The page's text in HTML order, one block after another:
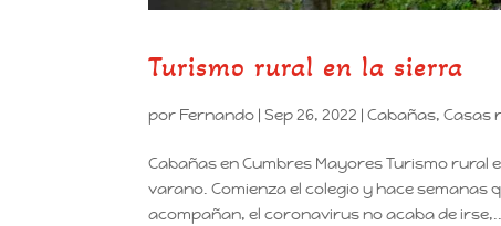
Turismo rural en la sierra
por Fernando |Sep 26, 2022 |Cabañas,Casas
Cabañas en Cumbres Mayores Turismo rural
varano. Comienza el colegio y hace
acompañan, el coronavirus no acaba de